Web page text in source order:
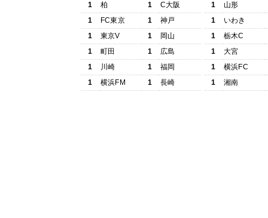
1
柏 1
C大阪
1
FC東京 1
神戸
1
東京V 1
岡山
1
町田 1
広島
1
川崎 1
福岡
1
横浜FM 1 長崎
1
山形
1
いわき
1
栃木C
1
大宮
1
横浜FC
1
湘南